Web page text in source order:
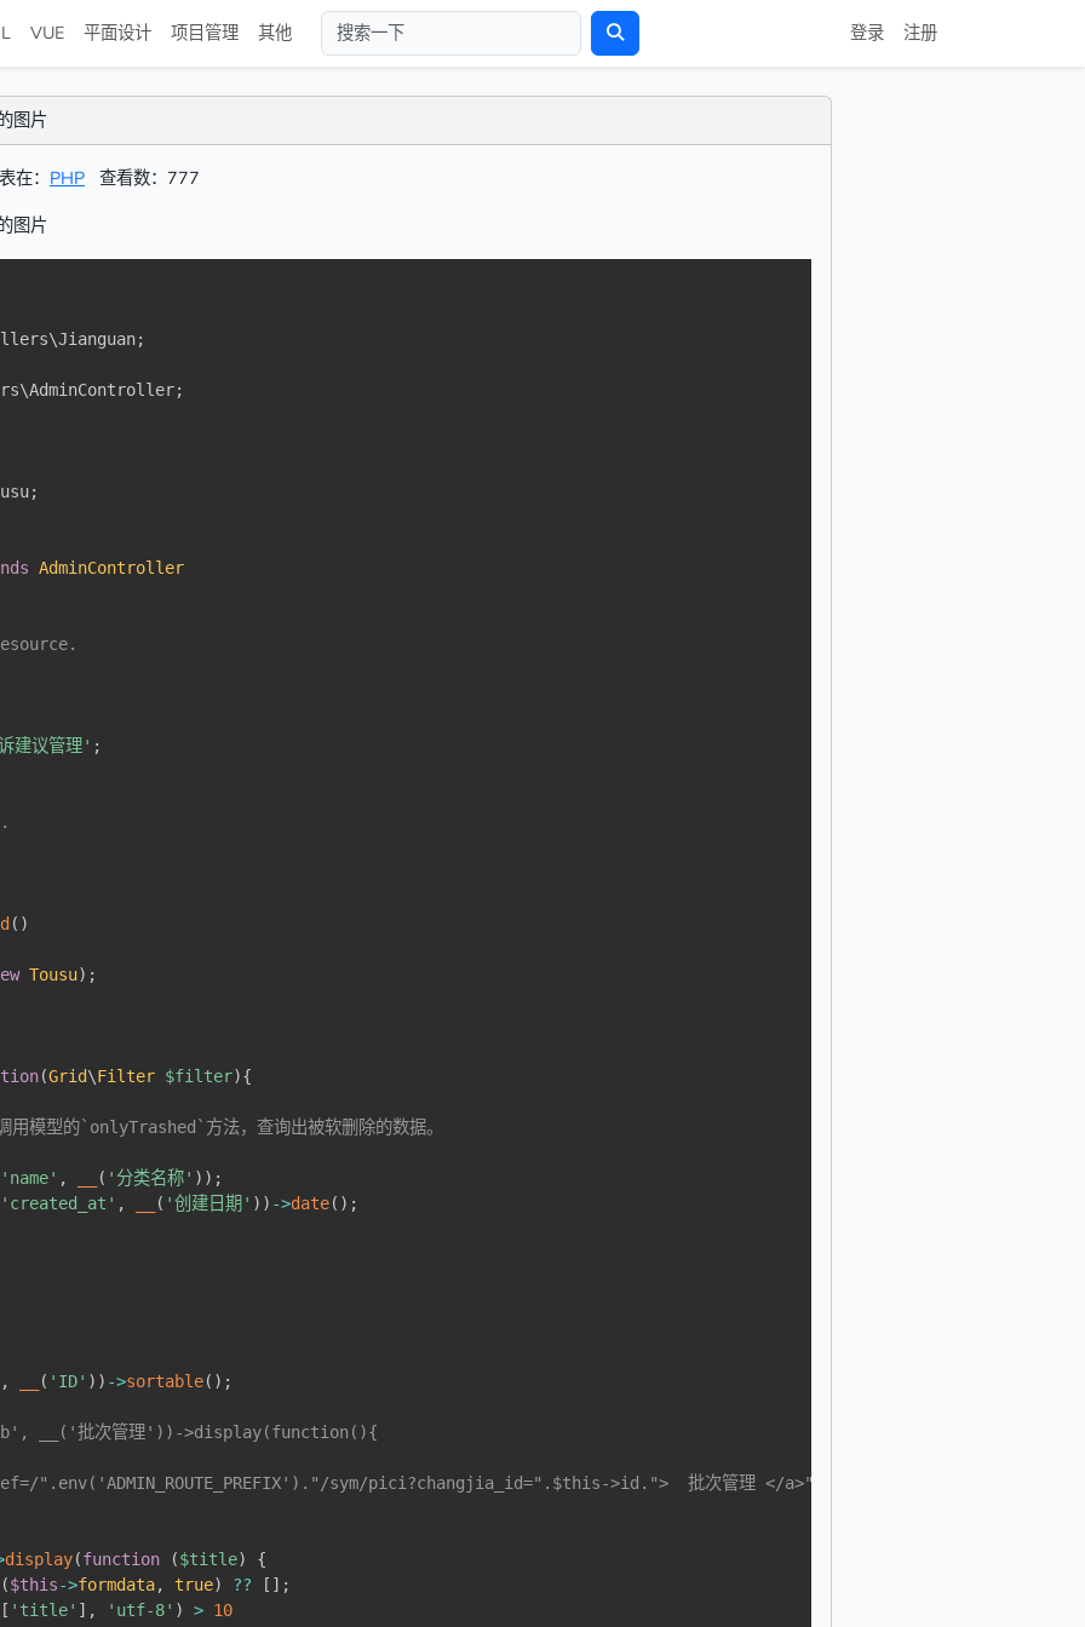
VUE 平面设计 项目管理 其他 登录 注册
图片
在： PHP 查看数：777
图片
\Jianguan;
\AdminController;
;
AdminController
建议管理' ;
( )
Tousu) ;
(Grid\Filter $filter){
模型的`onlyTrashed`方法，查询出被软删除的数据。
'name' , ( '分类名称' ) ) ;
'created_at' , ( '创建日期' ) ) ->date( ) ;
, ( 'ID' ) ) ->sortable( ) ;
__('批次管理'))->display(function(){
sym/pici?changjia_id=".$this->id.">  批次管理 </a>";
display(function ($title)
{
($this->formdata, true) ?? [ ] ;
[ 'title' ] , 'utf-8' ) > 10